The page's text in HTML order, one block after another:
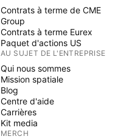
Contrats à terme de CME
Group
Contrats à terme Eurex
Paquet d'actions US
AU SUJET DE L'ENTREPRISE
Qui nous sommes
Mission spatiale
Blog
Centre d'aide
Carrières
Kit media
MERCH